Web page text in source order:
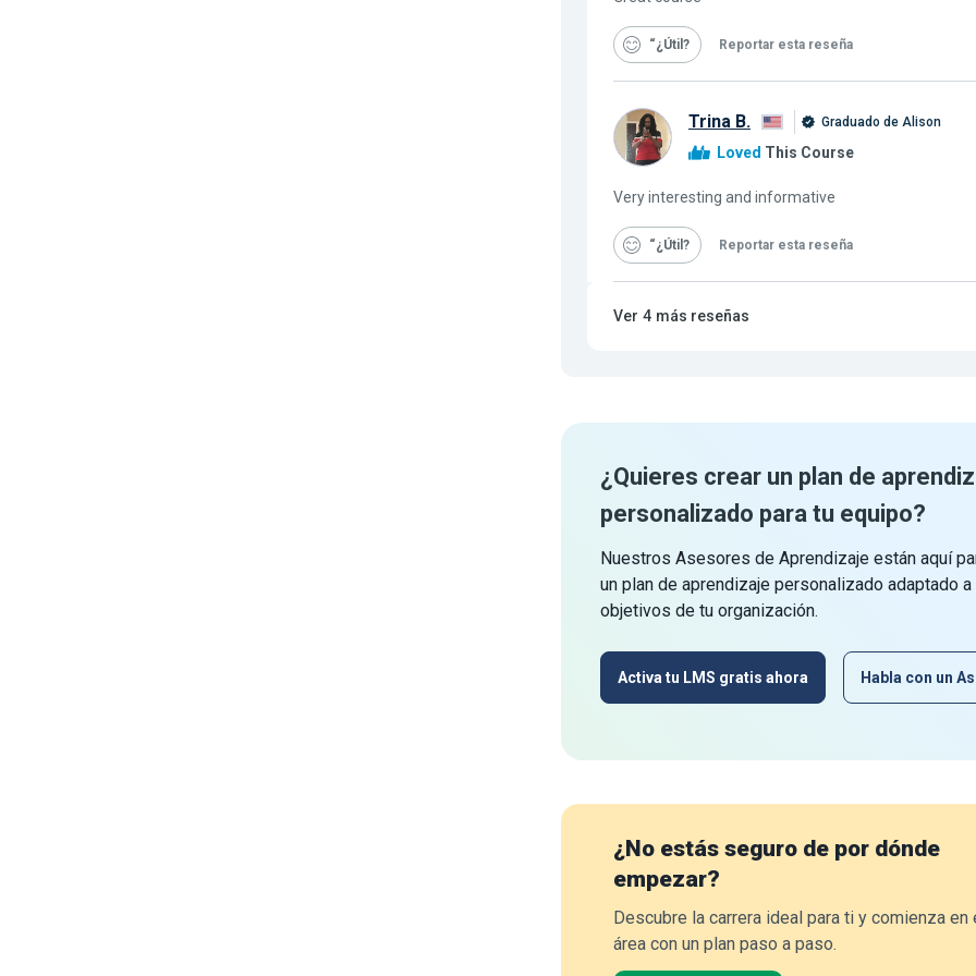
“¿Útil Reportar esta reseña
Trina B. Graduado de Alison
Loved This Course
Very interesting and informative
“¿Útil Reportar esta reseña
Ver 4 más reseñas
¿Quieres crear un plan de
personalizado para tu equipo?
Nuestros Asesores de Aprendizaje están aquí
un plan de aprendizaje personalizado adaptado
objetivos de tu organización.
Activa tu LMS gratis ahora Habla con un
¿No estás seguro de por dónde
empezar?
Descubre la carrera ideal para ti y comienza en
área con un plan paso a paso.